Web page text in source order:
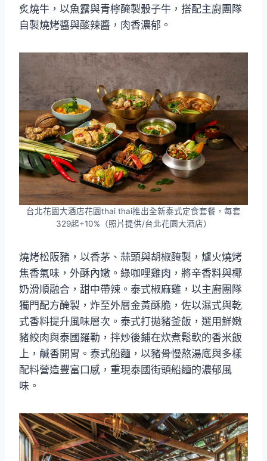
炙燒牛，以魚露與青檸醃製骰子牛，搭配主廚團隊
自製燒烤醬與酸辣醬，肉香濃郁。
台北花園大酒店花園thai thai推出全新泰式定食套餐，每套
329起+10%（照片提供/台北花園大酒店）
燒烤松阪豬，以香茅、蒜頭與胡椒醃製，爐火燒烤
焦香氣味，外酥內嫩。綠咖哩雞肉，將辛香料與椰
奶滑順融合，甜中帶辣。泰式椒麻雞，以主廚團隊
獨門配方醃製，炸至外層金黃酥脆，佐以濕式與乾
式香料提升風味層次。泰式打拋豬釜飯，選用鮮嫩
豬絞肉與泰國羅勒，拌炒後鋪在炊煮鬆軟的香米飯
上，鹹香開胃。泰式船麵，以豬骨慢熬湯底與多樣
配料營造豐富口感，重現泰國街頭船麵的濃郁風
味。